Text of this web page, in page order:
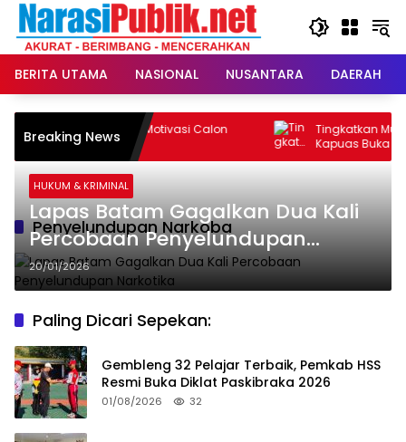
Langsung
konten
BERITA UTAMA
NASIONAL NUSANTARA DAERAH
Breaking News
Beri Motivasi Calon
2026
Tingkatkan Mutu Belajar, Kadisdik
Kapuas Buka Bimtek Media
untuk Guru PAI
Penyelundupan Narkoba
HUKUM & KRIMINAL
Lapas Batam Gagalkan Dua Kali
Percobaan Penyelundupan
Narkotika
20/01/2026
Paling Dicari Sepekan:
Gembleng 32 Pelajar Terbaik, Pemkab HSS
Resmi Buka Diklat Paskibraka 2026
01/08/2026 32